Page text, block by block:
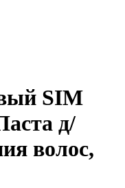
SIM
д/
волос,